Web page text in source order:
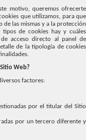
motivo, queremos ofrecerte
que utilizamos, para que
de las mismas y a la protección
de cookies hay y cuáles
acceso directo al panel de
de la tipología de cookies
Web?
factores:
por el titular del Sitio
por un tercero diferente y